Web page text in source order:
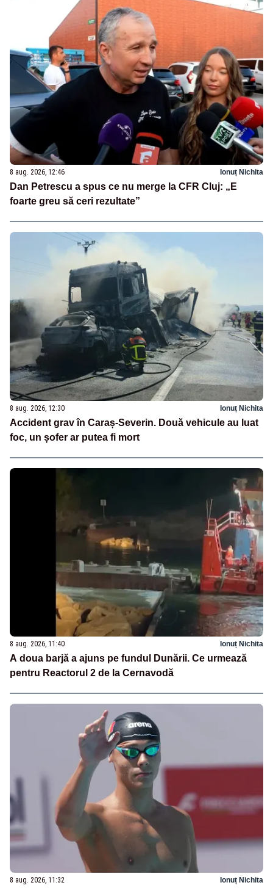
8 aug. 2026, 12:46 Ionuț Nichita
Dan Petrescu a spus ce nu merge la CFR Cluj: „E
foarte greu să ceri rezultate”
8 aug. 2026, 12:30 Ionuț Nichita
Accident grav în Caraș-Severin. Două vehicule au luat
foc, un șofer ar putea fi mort
8 aug. 2026, 11:40 Ionuț Nichita
A doua barjă a ajuns pe fundul Dunării. Ce urmează
pentru Reactorul 2 de la Cernavodă
8 aug. 2026, 11:32 Ionuț Nichita